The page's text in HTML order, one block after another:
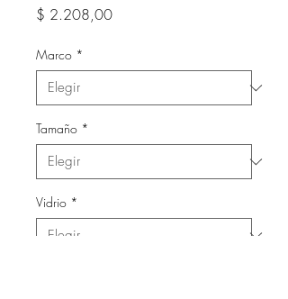
$ 2.208,00Precio
Marco *
Tamaño *
Vidrio *